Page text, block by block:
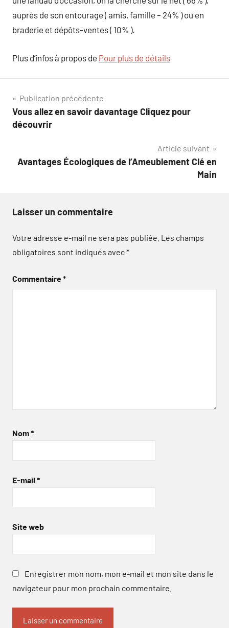
auprès de son entourage ( amis, famille – 24% ) ou en
braderie et dépôts-ventes ( 10% ).
Plus d’infos à propos de Pour plus de détails
Navigation
de
Publication précédente
Vous allez en savoir davantage Cliquez pour
découvrir
Article suivant
Avantages Écologiques de l’Ameublement Clé en
Main
Laisser un commentaire
Votre adresse e-mail ne sera pas publiée. Les champs
obligatoires sont indiqués avec*
Commentaire*
Nom*
E-mail *
Site web
Enregistrer mon nom, mon e-mail et mon site dans le
navigateur pour mon prochain commentaire.